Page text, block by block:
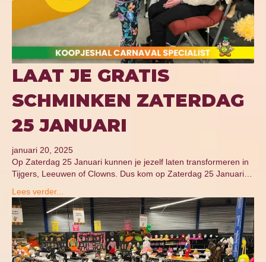
LAAT JE GRATIS
SCHMINKEN ZATERDAG
25 JANUARI
januari 20, 2025
Op Zaterdag 25 Januari kunnen je jezelf laten transformeren in
Tijgers, Leeuwen of Clowns. Dus kom op Zaterdag 25 Januari…
Lees verder...